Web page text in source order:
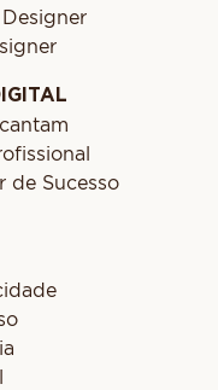
de Sucesso